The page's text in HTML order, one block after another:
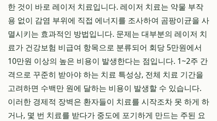
한 것이 바로 레이저 치료입니다. 레이저 치료는 약물 부작
용 없이 감염 부위에 직접 에너지를 조사하여 곰팡이균을 사
멸시키는 효과적인 방법입니다. 문제는 대부분의 레이저 치
료가 건강보험 비급여 항목으로 분류되어 회당 5만원에서
10만원 이상의 높은 비용이 발생한다는 점입니다. 1~2주 간
격으로 꾸준히 받아야 하는 치료 특성상, 전체 치료 기간을
고려하면 수백만 원에 달하는 비용이 발생할 수 있습니다.
이러한 경제적 장벽은 환자들이 치료를 시작조차 못 하게 하
거나, 몇 번 치료를 받다가 중도에 포기하게 만드는 주된 요